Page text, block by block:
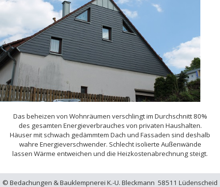
Das beheizen von Wohnräumen verschlingt im Durchschnitt 80%
des gesamten Energieverbrauches von privaten Haushalten.
Häuser mit schwach gedämmtem Dach und Fassaden sind deshalb
wahre Energieverschwender. Schlecht isolierte Außenwände
lassen Wärme entweichen und die Heizkostenabrechnung steigt.
© Bedachungen & Bauklempnerei K.-U. Bleckmann 58511 Lüdenscheid